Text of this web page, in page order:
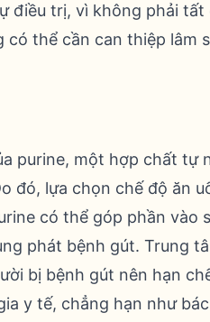
trị, vì không phải tất
thể cần can thiệp lâm
purine, một hợp chất tự
đó, lựa chọn chế độ ăn
có thể góp phần vào
phát bệnh gút. Trung
bị bệnh gút nên hạn
y tế, chẳng hạn như